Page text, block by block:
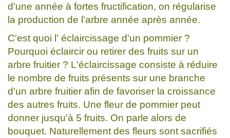
d'une année à fortes fructification, on régularise
la production de l'arbre année après année.
C'est quoi l' éclaircissage d'un pommier ?
Pourquoi éclaircir ou retirer des fruits sur un
arbre fruitier ? L'éclaircissage consiste à réduire
le nombre de fruits présents sur une branche
d'un arbre fruitier afin de favoriser la croissance
des autres fruits. Une fleur de pommier peut
donner jusqu'à 5 fruits. On parle alors de
bouquet. Naturellement des fleurs sont sacrifiés